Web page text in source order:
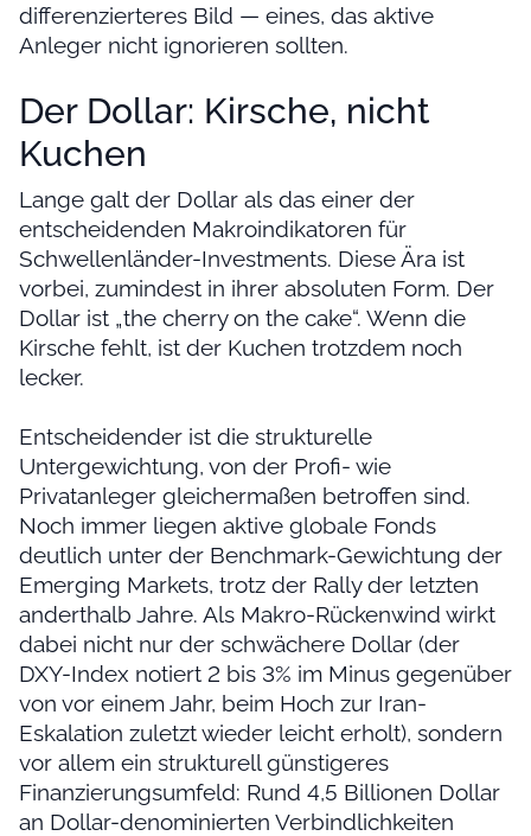
differenzierteres Bild — eines, das aktive
Anleger nicht ignorieren sollten.
Der Dollar: Kirsche, nicht
Kuchen
Lange galt der Dollar als das einer der
entscheidenden Makroindikatoren für
Schwellenländer-Investments. Diese Ära ist
vorbei, zumindest in ihrer absoluten Form. Der
Dollar ist „the cherry on the cake“. Wenn die
Kirsche fehlt, ist der Kuchen trotzdem noch
lecker.
Entscheidender ist die strukturelle
Untergewichtung, von der Profi- wie
Privatanleger gleichermaßen betroffen sind.
Noch immer liegen aktive globale Fonds
deutlich unter der Benchmark-Gewichtung der
Emerging Markets, trotz der Rally der letzten
anderthalb Jahre. Als Makro-Rückenwind wirkt
dabei nicht nur der schwächere Dollar (der
DXY-Index notiert 2 bis 3% im Minus gegenüber
von vor einem Jahr, beim Hoch zur Iran-
Eskalation zuletzt wieder leicht erholt), sondern
vor allem ein strukturell günstigeres
Finanzierungsumfeld: Rund 4,5 Billionen Dollar
an Dollar-denominierten Verbindlichkeiten